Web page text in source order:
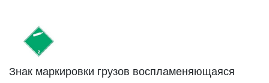
Знак маркировки грузов воспламеняющаяся